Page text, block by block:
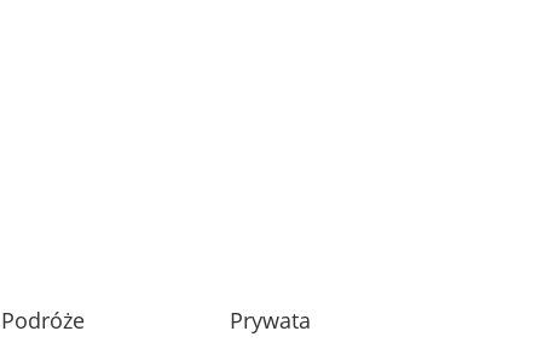
Podróże Prywata